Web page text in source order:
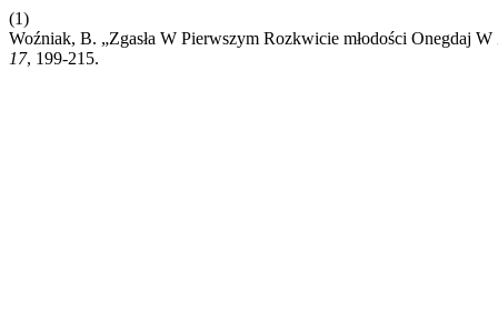
(1)
Woźniak, B. „Zgasła W Pierwszym Rozkwicie młodości Onegdaj
17, 199-215.